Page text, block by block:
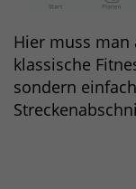
Hier muss man
klassische
sondern